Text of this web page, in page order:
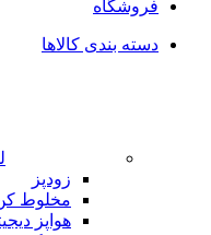
فروشگاه
دسته بندی کالاها
زودپز
مخلوط
هواپز